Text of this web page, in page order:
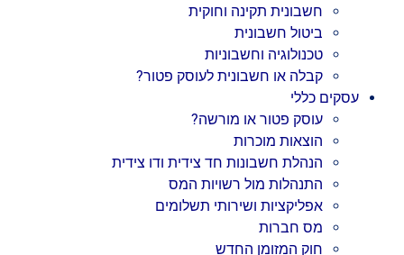
חשבונית תקינה וחוקית
ביטול חשבונית
טכנולוגיה וחשבוניות
קבלה או חשבונית לעוסק פטור?
עסקים כללי
עוסק פטור או מורשה?
הוצאות מוכרות
הנהלת חשבונות חד צידית ודו צידית
התנהלות מול רשויות המס
אפליקציות ושירותי תשלומים
מס חברות
חוק המזומן החדש